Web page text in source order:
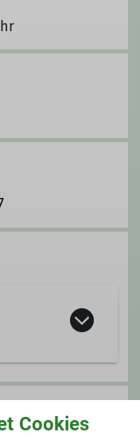
otterfing.de
Cookies